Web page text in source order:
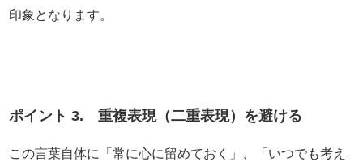
印象となります。
ポイント 3. 重複表現（二重表現）を避ける
この言葉自体に「常に心に留めておく」、「いつでも考え